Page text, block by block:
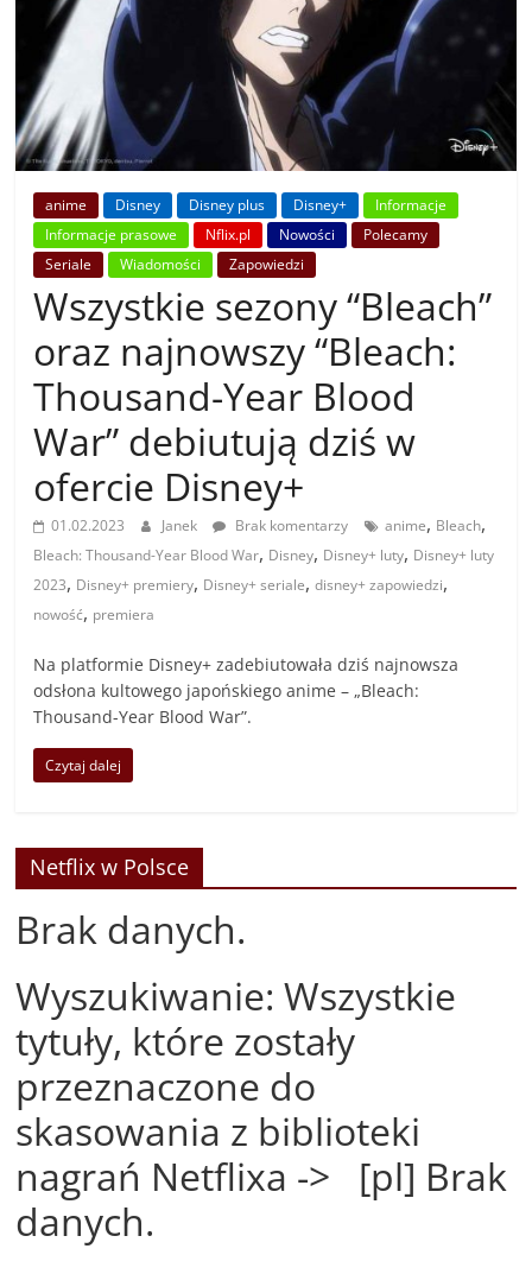
anime Disney Disney plus Disney+
Informacje
Informacje prasowe
Nflix.pl Nowości
Polecamy
Seriale
Wiadomości Zapowiedzi
Wszystkie sezony “Bleach”
oraz najnowszy “Bleach:
Thousand-Year Blood
War” debiutują dziś w
ofercie Disney+
01.02.2023 Janek Brak komentarzy anime, Bleach,
Bleach: Thousand-Year Blood War, Disney, Disney+ luty, Disney+ luty
2023, Disney+ premiery, Disney+ seriale,disney+ zapowiedzi,
nowość, premiera
Na platformie Disney+ zadebiutowała dziś najnowsza
odsłona kultowego japońskiego anime – „Bleach:
Thousand-Year Blood War”.
Czytaj dalej
Netflix w Polsce
Brak danych.
Wyszukiwanie: Wszystkie
tytuły, które zostały
przeznaczone do
skasowania z biblioteki
nagrań Netflixa -> [pl] Brak
danych.